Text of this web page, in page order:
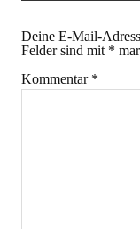
Deine E-Mail-
Felder sind mit *
Kommentar *